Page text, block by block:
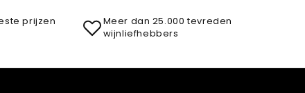
prijzen
Meer dan 25.000 tevreden
wijnliefhebbers